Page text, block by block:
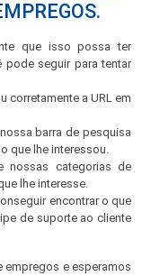
que isso possa ter
pode seguir para tentar
corretamente a URL em
barra de pesquisa
que lhe interessou.
nossas categorias de
lhe interesse.
encontrar o que
de suporte ao cliente
empregos e esperamos